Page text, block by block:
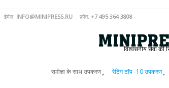
ईमेल: INFO@MINIPRESS.RU फ़ोन: +7 495 364 3808
विश्वसनीय सेवा की
समीक्षा के साथ उपकरण रेटिंग टॉप -10 उपकरण